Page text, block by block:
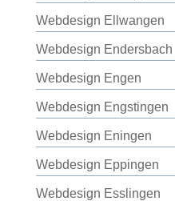
Webdesign Ellwangen
Webdesign Endersbach
Webdesign Engen
Webdesign Engstingen
Webdesign Eningen
Webdesign Eppingen
Webdesign Esslingen